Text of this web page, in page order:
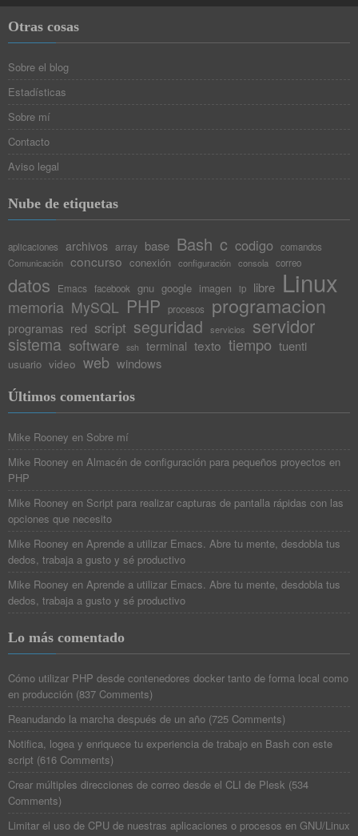
Otras cosas
Sobre el blog
Estadísticas
Sobre mí
Contacto
Aviso legal
Nube de etiquetas
aplicaciones archivos array base Bash c codigo
comandos
Comunicación concurso conexión configuración consola correo
datos Emacs facebook gnu google imagen ip libre Linux
memoria MySQL PHP procesos programacion
programas red script seguridad servicios servidor
sistema software ssh terminal texto tiempo tuenti
usuario video web windows
Últimos comentarios
Mike Rooney en Sobre mí
Mike Rooney en Almacén de configuración para pequeños proyectos en
PHP
Mike Rooney en Script para realizar capturas de pantalla rápidas con las
opciones que necesito
Mike Rooney en Aprende a utilizar Emacs. Abre tu mente, desdobla tus
dedos, trabaja a gusto y sé productivo
Mike Rooney en Aprende a utilizar Emacs. Abre tu mente, desdobla tus
dedos, trabaja a gusto y sé productivo
Lo más comentado
Cómo utilizar PHP desde contenedores docker tanto de forma local como
en producción (837 Comments)
Reanudando la marcha después de un año (725 Comments)
Notifica, logea y enriquece tu experiencia de trabajo en Bash con este
script (616 Comments)
Crear múltiples direcciones de correo desde el CLI de Plesk (534
Comments)
Limitar el uso de CPU de nuestras aplicaciones o procesos en GNU/Linux